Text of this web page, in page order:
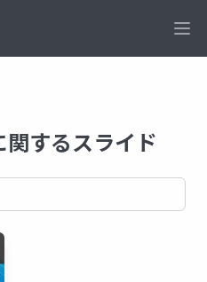
するスライド